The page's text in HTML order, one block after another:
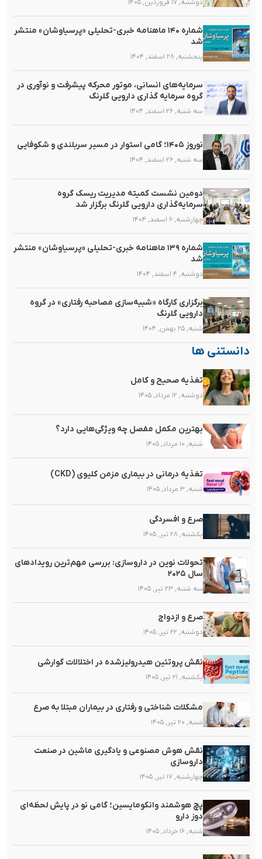
دوشنبه, ۱۷ فروردین, ۱۴۰۵
شماره ۱۴۰ ماهنامه خبری-تحلیلی «پرسیاوشان» منتشر
شد
پنجشنبه, ۲۸ اسفند, ۱۴۰۴
سرمایه‌های انسانی، موتور محرکه پیشرفت و نوآوری در
گروه سرمایه گذاری دارویی گلرنگ
سه شنبه, ۲۶ اسفند, ۱۴۰۴
نوروز ۱۴۰۵؛ گامی استوار در مسیر سربلندی و شکوفایی
سه شنبه, ۲۶ اسفند, ۱۴۰۴
دومین نشست کمیته مدیریت ریسک گروه
سرمایه‌گذاری دارویی گلرنگ برگزار شد
چهارشنبه, ۶ اسفند, ۱۴۰۴
شماره ۱۳۹ ماهنامه خبری-تحلیلی «پرسیاوشان» منتشر
شد
دوشنبه, ۴ اسفند, ۱۴۰۴
برگزاری کارگاه «شبیه‌سازی مصاحبه رفتاری» در گروه
دارویی گلرنگ
شنبه, ۲۵ بهمن, ۱۴۰۴
دانستنی ها
تغذیه صحیح و کامل
دوشنبه, ۱۲ مرداد, ۱۴۰۵
بهترین مکمل مفصل چه ویژگی‌هایی دارد؟
شنبه, ۱۰ مرداد, ۱۴۰۵
تغذیه‌ درمانی در بیماری مزمن کلیوی (CKD)
شنبه, ۳ مرداد, ۱۴۰۵
صرع و افسردگی
یکشنبه, ۲۸ تیر, ۱۴۰۵
تحولات نوین در داروسازی: بررسی مهم‌ترین رویدادهای
سال ۲۰۲۵
سه شنبه, ۲۳ تیر, ۱۴۰۵
صرع و ازدواج
دوشنبه, ۲۲ تیر, ۱۴۰۵
نقش پروتئین هیدرولیزشده در اختلالات گوارشی
یکشنبه, ۲۱ تیر, ۱۴۰۵
مشکلات شناختی و رفتاری در بیماران مبتلا به صرع
شنبه, ۲۰ تیر, ۱۴۰۵
نقش هوش مصنوعی و یادگیری ماشین در صنعت
داروسازی
چهارشنبه, ۱۷ تیر, ۱۴۰۵
پچ هوشمند وانکومایسین؛ گامی نو در پایش لحظه‌ای
دوز دارو
شنبه, ۱۶ خرداد, ۱۴۰۵